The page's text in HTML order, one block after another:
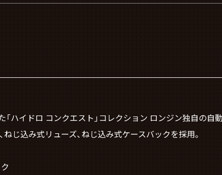
ハイドロ コンクエスト」コレクション ロンジン独自の自
ねじ込み式リューズ、ねじ込み式ケースバックを採用。